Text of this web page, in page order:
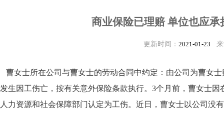
商业保险已理赔 单位也应承
更新时间： 2021-01-23
曹女士所在公司与曹女士的劳动合同中约定：由公司为曹女
发生因工伤亡，按有关意外保险条款执行。3个月前，曹女士
人力资源和社会保障部门认定为工伤。近日，曹女士以公司没